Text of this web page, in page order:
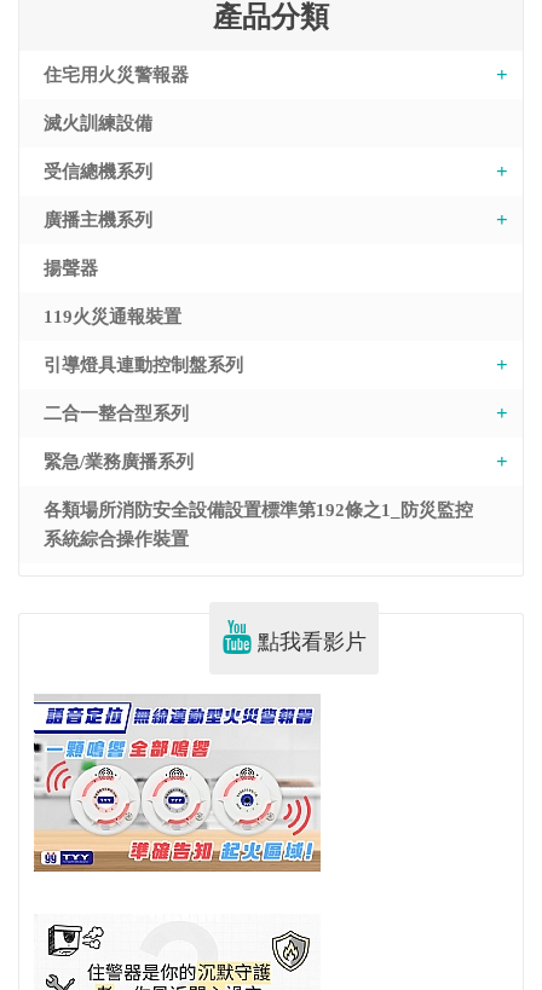
產品分類
住宅用火災警報器
滅火訓練設備
受信總機系列
廣播主機系列
揚聲器
119火災通報裝置
引導燈具連動控制盤系列
二合一整合型系列
緊急/業務廣播系列
各類場所消防安全設備設置標準第192條之1_防災監控
系統綜合操作裝置
點我看影片